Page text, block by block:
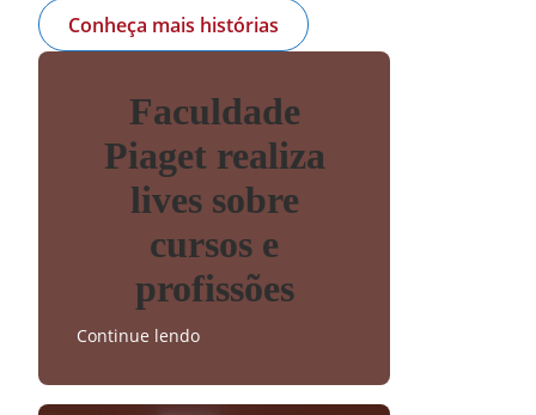
Conheça mais histórias
Faculdade
Piaget realiza
lives sobre
cursos e
profissões
Continue lendo